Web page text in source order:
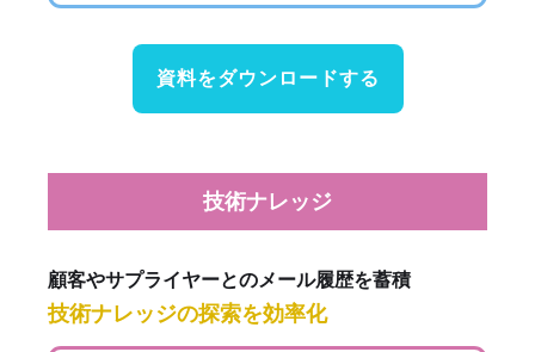
資料をダウンロードする
技術ナレッジ
顧客やサプライヤーとのメール履歴を蓄積
技術ナレッジの探索を効率化